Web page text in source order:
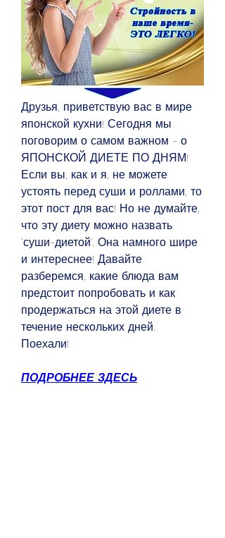
Друзья, приветствую вас в мире
японской кухни! Сегодня мы
поговорим о самом важном - о
ЯПОНСКОЙ ДИЕТЕ ПО ДНЯМ!
Если вы, как и я, не можете
устоять перед суши и роллами, то
этот пост для вас! Но не думайте,
что эту диету можно назвать
'суши-диетой'. Она намного шире
и интереснее! Давайте
разберемся, какие блюда вам
предстоит попробовать и как
продержаться на этой диете в
течение нескольких дней.
Поехали!
ПОДРОБНЕЕ ЗДЕСЬ